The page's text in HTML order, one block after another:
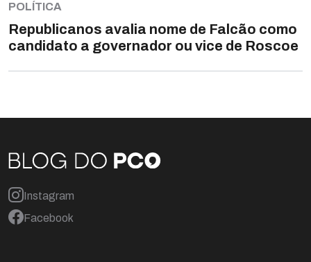
POLÍTICA
Republicanos avalia nome de Falcão como
candidato a governador ou vice de Roscoe
Instagram
Facebook